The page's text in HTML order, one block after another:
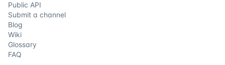
Public API
Submit a channel
Blog
Wiki
Glossary
FAQ